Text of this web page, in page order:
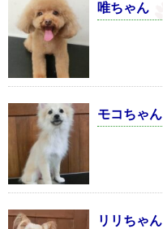
唯ちゃん
モコちゃん
リリちゃん